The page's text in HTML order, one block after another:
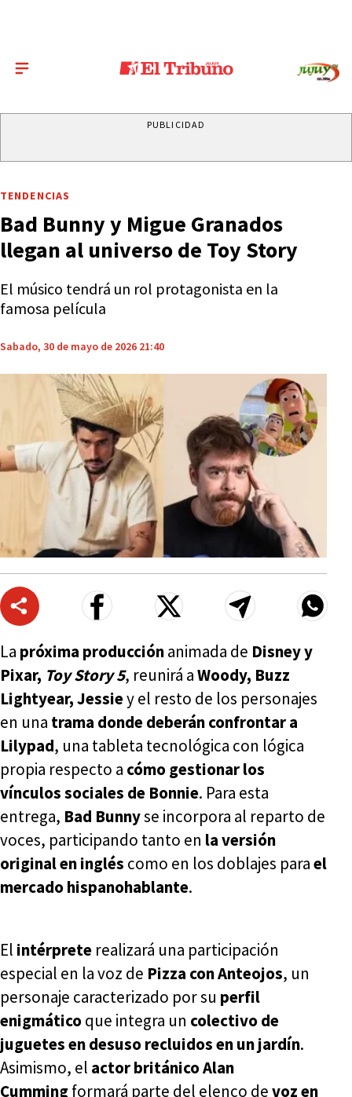
PUBLICIDAD
TENDENCIAS
Bad Bunny y Migue Granados
llegan al universo de Toy Story
El músico tendrá un rol protagonista en la
famosa película
Sabado, 30 de mayo de 2026 21:40
La próxima producciónanimada de Disney y
Pixar, Toy Story 5, reunirá aWoody, Buzz
Lightyear, Jessiey el resto de los personajes
en una trama donde deberán confrontar a
Lilypad, una tableta tecnológica con lógica
propia respecto a cómo gestionar los
vínculos sociales de Bonnie. Para esta
entrega, Bad Bunnyse incorpora al reparto de
voces, participando tanto en la versión
original en inglés como en los doblajes parael
mercado hispanohablante.
El intérprete realizará una participación
especial en la voz de Pizza con Anteojos, un
personaje caracterizado por su perfil
enigmáticoque integra un colectivo de
juguetes en desuso recluidos en un jardín.
Asimismo, el actor británico Alan
Cummingformará parte del elenco devoz en